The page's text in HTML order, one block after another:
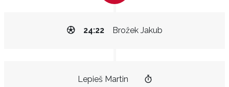
Brožek Jakub
24:22
Lepieš Martin